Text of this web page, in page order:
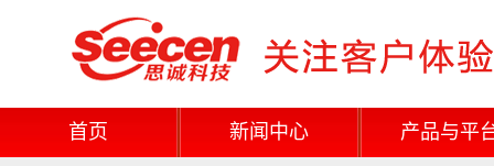
首页 新闻中心 产品与平